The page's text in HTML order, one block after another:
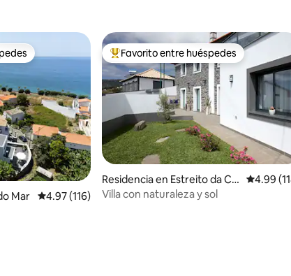
entre huéspedes
Mar Calificación promedio: 4.97 de 5; 116 evaluaciones
4.97 (116)
De los mejores en Favorito entre
Favorito entre huéspedes
Residencia en Estreito da Cal
heta
4.99
Villa con naturaleza y sol